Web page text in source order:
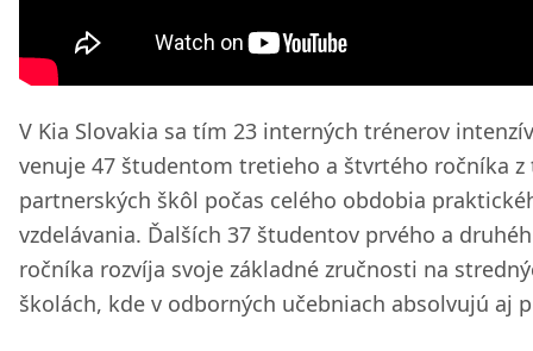
V Kia Slovakia sa tím 23 interných trénerov
venuje 47 študentom tretieho a štvrtého ročníka z
partnerských škôl počas celého obdobia
vzdelávania. Ďalších 37 študentov prvého a
ročníka rozvíja svoje základné zručnosti na
školách, kde v odborných učebniach absolvujú aj